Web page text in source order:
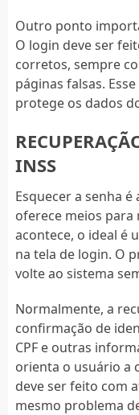
Outro ponto
O login deve ser
corretos, sempre
páginas falsas.
protege os dados
INSS
Esquecer a senha é
oferece meios para
acontece, o ideal é
na tela de login. O
volte ao sistema
Normalmente, a
confirmação de
CPF e outras
orienta o usuário a
deve ser feito com
mesmo problema